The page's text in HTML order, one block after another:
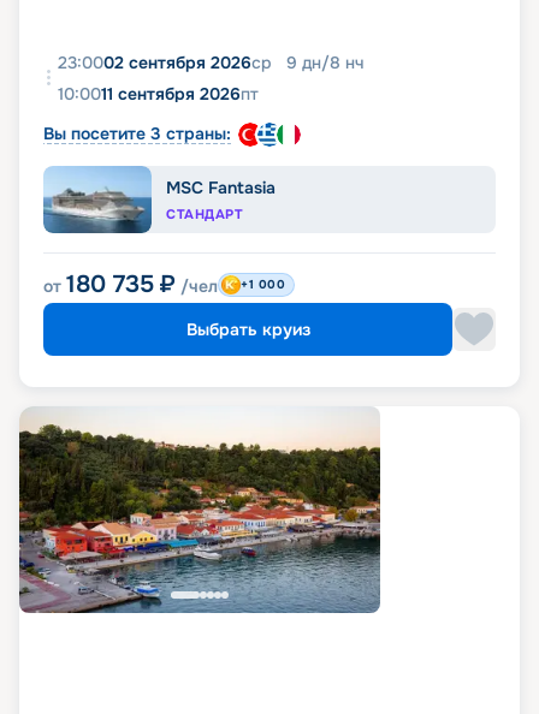
23:0002 сентября 2026ср 9 дн/8 нч
10:0011 сентября 2026пт
Вы посетите 3 страны:
MSC Fantasia
СТАНДАРТ
от 180 735 ₽ /чел +1 000
Выбрать круиз